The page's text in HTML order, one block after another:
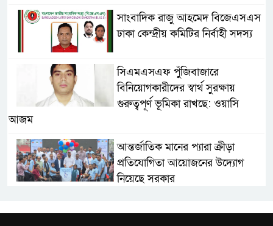
সাংবাদিক রাজু আহমেদ বিজেএসএস
ঢাকা কেন্দ্রীয় কমিটির নির্বাহী সদস্য
সিএমএসএফ পুঁজিবাজারে
বিনিয়োগকারীদের স্বার্থ সুরক্ষায়
গুরুত্বপূর্ণ ভূমিকা রাখছে: ওয়াসি
আজম
আন্তর্জাতিক মানের প্যারা ক্রীড়া
প্রতিযোগিতা আয়োজনের উদ্যোগ
নিয়েছে সরকার